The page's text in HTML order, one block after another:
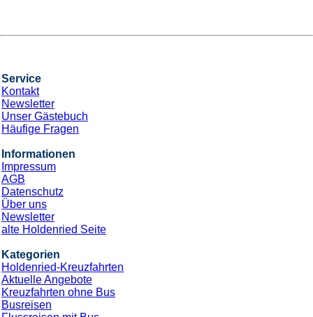
Service
Kontakt
Newsletter
Unser Gästebuch
Häufige Fragen
Informationen
Impressum
AGB
Datenschutz
Über uns
Newsletter
alte Holdenried Seite
Kategorien
Holdenried-Kreuzfahrten
Aktuelle Angebote
Kreuzfahrten ohne Bus
Busreisen